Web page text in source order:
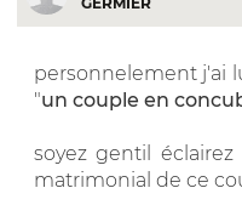
personnelement j'ai
"un couple en
soyez gentil
matrimonial de ce